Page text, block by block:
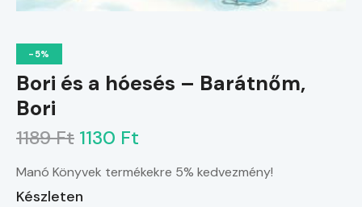
-5%
Bori és a hóesés – Barátnőm,
Bori
1189 Ft 1130 Ft
Manó Könyvek termékekre 5% kedvezmény!
Készleten